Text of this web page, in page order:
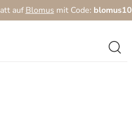
aufBlomus mit Code: blomus10